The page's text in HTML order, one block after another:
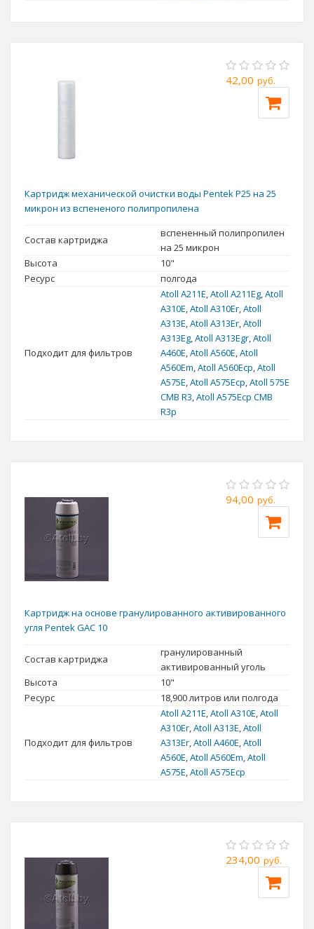
42,00 руб.
Картридж механической очистки воды Pentek P25 на 25
микрон из вспененого полипропилена
Состав картриджа
вспененный полипропилен
на 25 микрон
Высота
10"
Ресурс
полгода
Подходит для фильтров
Atoll А211E Atoll A211Еg Atoll
A310E Atoll A310Er Atoll
A313E Atoll A313Er Atoll
А313Eg Atoll A313Egr Atoll
А460E Atoll A560E Atoll
A560Еm Atoll A560Ecp Atoll
A575E Atoll A575Ecp Atoll 575E
CMB R3 Atoll A575Ecp CMB
R3p
94,00 руб.
Картридж на основе гранулированного активированного
угля Pentek GAC 10
Состав картриджа
гранулированный
активированный уголь
Высота
10"
Ресурс
18,900 литров или полгода
Подходит для фильтров
Atoll А211E Atoll A310E Atoll
A310Er Atoll A313E Atoll
A313Er Atoll А460E Atoll
A560E Atoll A560Еm Atoll
A575E Atoll A575Ecp
234,00 руб.